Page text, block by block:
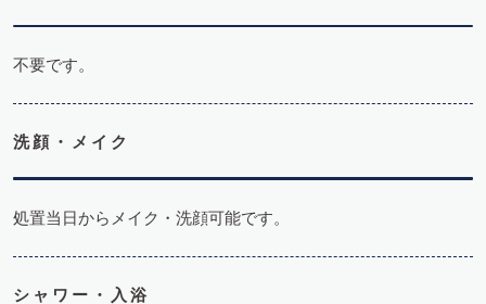
不要です。
洗顔・メイク
処置当日からメイク・洗顔可能です。
シャワー・入浴